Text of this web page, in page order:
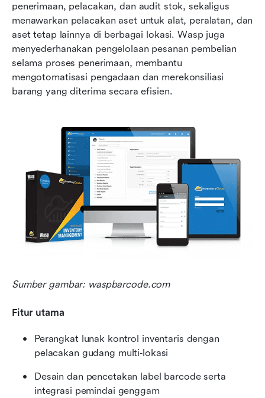
penerimaan, pelacakan, dan audit stok, sekaligus
menawarkan pelacakan aset untuk alat, peralatan, dan
aset tetap lainnya di berbagai lokasi. Wasp juga
menyederhanakan pengelolaan pesanan pembelian
selama proses penerimaan, membantu
mengotomatisasi pengadaan dan merekonsiliasi
barang yang diterima secara efisien.
Sumber gambar: waspbarcode.com
Fitur utama
Perangkat lunak kontrol inventaris dengan
pelacakan gudang multi‑lokasi
Desain dan pencetakan label barcode serta
integrasi pemindai genggam